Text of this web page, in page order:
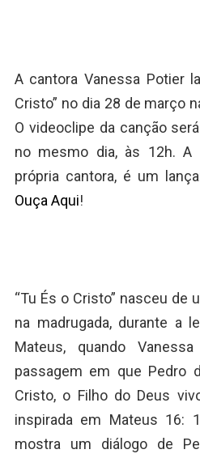
A cantora Vanessa Potier
Cristo” no dia 28 de março
O videoclipe da canção
no mesmo dia, às 12h. A
própria cantora, é um
Ouça Aqui!
“Tu És o Cristo” nasceu de
na madrugada, durante a
Mateus, quando
passagem em que Pedro
Cristo, o Filho do Deus
inspirada em Mateus 16:
mostra um diálogo de